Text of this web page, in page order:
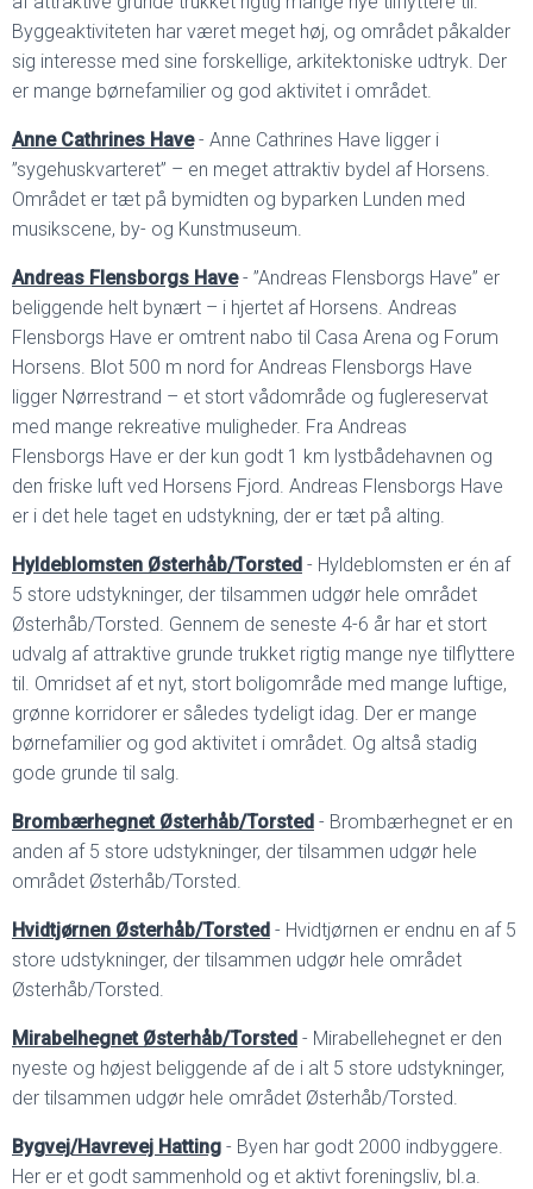
Byggeaktiviteten har været meget høj, og området påkalder
sig interesse med sine forskellige, arkitektoniske udtryk. Der
er mange børnefamilier og god aktivitet i området.
Anne Cathrines Have- Anne Cathrines Have ligger i
”sygehuskvarteret” – en meget attraktiv bydel af Horsens.
Området er tæt på bymidten og byparken Lunden med
musikscene, by- og Kunstmuseum.
Andreas Flensborgs Have- ”Andreas Flensborgs Have” er
beliggende helt bynært – i hjertet af Horsens. Andreas
Flensborgs Have er omtrent nabo til Casa Arena og Forum
Horsens. Blot 500 m nord for Andreas Flensborgs Have
ligger Nørrestrand – et stort vådområde og fuglereservat
med mange rekreative muligheder. Fra Andreas
Flensborgs Have er der kun godt 1 km lystbådehavnen og
den friske luft ved Horsens Fjord. Andreas Flensborgs Have
er i det hele taget en udstykning, der er tæt på alting.
Hyldeblomsten Østerhåb/Torsted - Hyldeblomsten er én af
5 store udstykninger, der tilsammen udgør hele området
Østerhåb/Torsted. Gennem de seneste 4-6 år har et stort
udvalg af attraktive grunde trukket rigtig mange nye tilflyttere
til. Omridset af et nyt, stort boligområde med mange luftige,
grønne korridorer er således tydeligt idag. Der er mange
børnefamilier og god aktivitet i området. Og altså stadig
gode grunde til salg.
Brombærhegnet Østerhåb/Torsted - Brombærhegnet er en
anden af 5 store udstykninger, der tilsammen udgør hele
området Østerhåb/Torsted.
Hvidtjørnen Østerhåb/Torsted - Hvidtjørnen er endnu en af 5
store udstykninger, der tilsammen udgør hele området
Østerhåb/Torsted.
Mirabelhegnet Østerhåb/Torsted - Mirabellehegnet er den
nyeste og højest beliggende af de i alt 5 store udstykninger,
der tilsammen udgør hele området Østerhåb/Torsted.
Bygvej/Havrevej Hatting - Byen har godt 2000 indbyggere.
Her er et godt sammenhold og et aktivt foreningsliv, bl.a.